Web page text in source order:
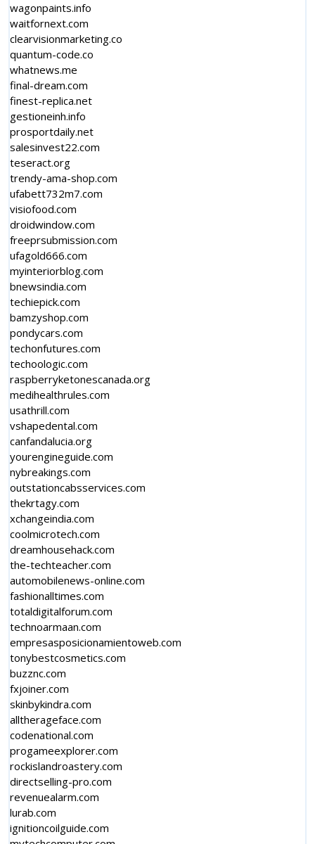
wagonpaints.info
waitfornext.com
clearvisionmarketing.co
quantum-code.co
whatnews.me
final-dream.com
finest-replica.net
gestioneinh.info
prosportdaily.net
salesinvest22.com
teseract.org
trendy-ama-shop.com
ufabett732m7.com
visiofood.com
droidwindow.com
freeprsubmission.com
ufagold666.com
myinteriorblog.com
bnewsindia.com
techiepick.com
bamzyshop.com
pondycars.com
techonfutures.com
techoologic.com
raspberryketonescanada.org
medihealthrules.com
usathrill.com
vshapedental.com
canfandalucia.org
yourengineguide.com
nybreakings.com
outstationcabsservices.com
thekrtagy.com
xchangeindia.com
coolmicrotech.com
dreamhousehack.com
the-techteacher.com
automobilenews-online.com
fashionalltimes.com
totaldigitalforum.com
technoarmaan.com
empresasposicionamientoweb.com
tonybestcosmetics.com
buzznc.com
fxjoiner.com
skinbykindra.com
alltherageface.com
codenational.com
progameexplorer.com
rockislandroastery.com
directselling-pro.com
revenuealarm.com
lurab.com
ignitioncoilguide.com